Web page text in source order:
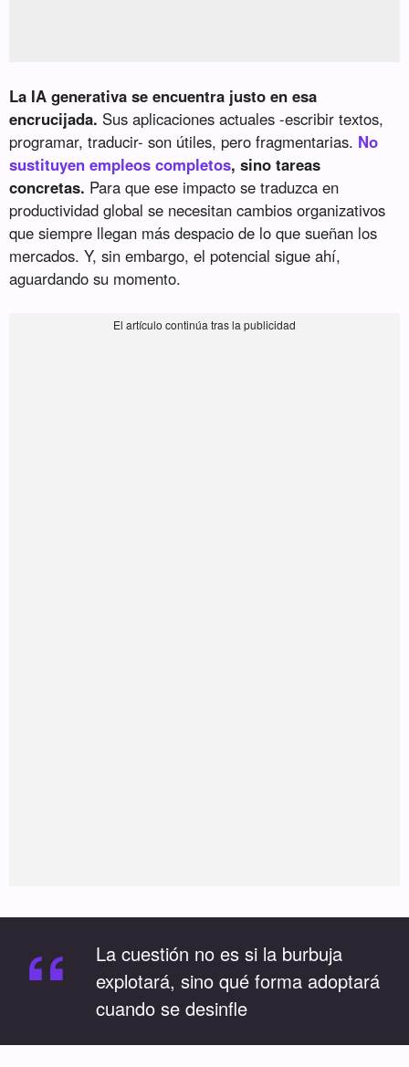
La IA generativa se encuentra justo en esa
encrucijada. Sus aplicaciones actuales -escribir textos,
programar, traducir- son útiles, pero fragmentarias. No
sustituyen empleos completos, sino tareas
concretas. Para que ese impacto se traduzca en
productividad global se necesitan cambios organizativos
que siempre llegan más despacio de lo que sueñan los
mercados. Y, sin embargo, el potencial sigue ahí,
aguardando su momento.
“
La cuestión no es si la burbuja
explotará, sino qué forma adoptará
cuando se desinfle